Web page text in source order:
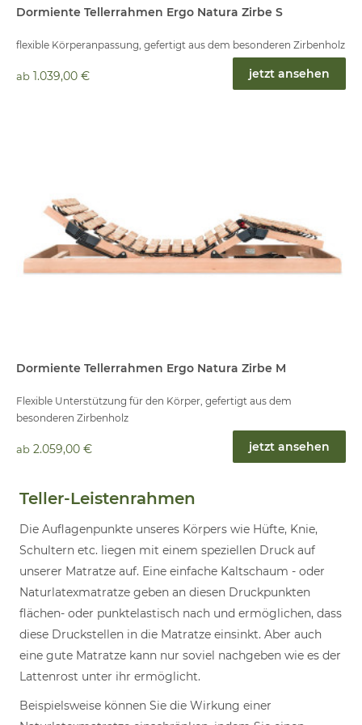
Dormiente Tellerrahmen Ergo Natura Zirbe S
flexible Körperanpassung, gefertigt aus dem besonderen Zirbenholz
ab 1.039,00 € jetzt ansehen
Dormiente Tellerrahmen Ergo Natura Zirbe M
Flexible Unterstützung für den Körper, gefertigt aus dem
besonderen Zirbenholz
ab 2.059,00 € jetzt ansehen
Teller-Leistenrahmen
Die Auflagenpunkte unseres Körpers wie Hüfte, Knie,
Schultern etc. liegen mit einem speziellen Druck auf
unserer Matratze auf. Eine einfache Kaltschaum - oder
Naturlatexmatratze geben an diesen Druckpunkten
flächen- oder punktelastisch nach und ermöglichen, dass
diese Druckstellen in die Matratze einsinkt. Aber auch
eine gute Matratze kann nur soviel nachgeben wie es der
Lattenrost unter ihr ermöglicht.
Beispielsweise können Sie die Wirkung einer